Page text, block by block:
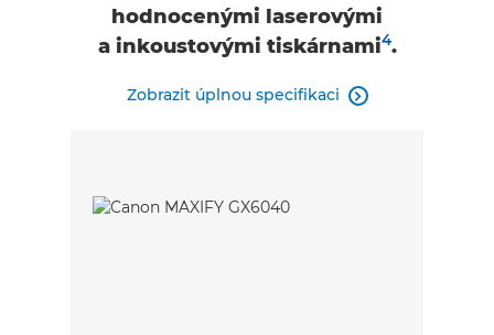
hodnocenými laserovými
a inkoustovými tiskárnami4.
Zobrazit úplnou specifikaci 